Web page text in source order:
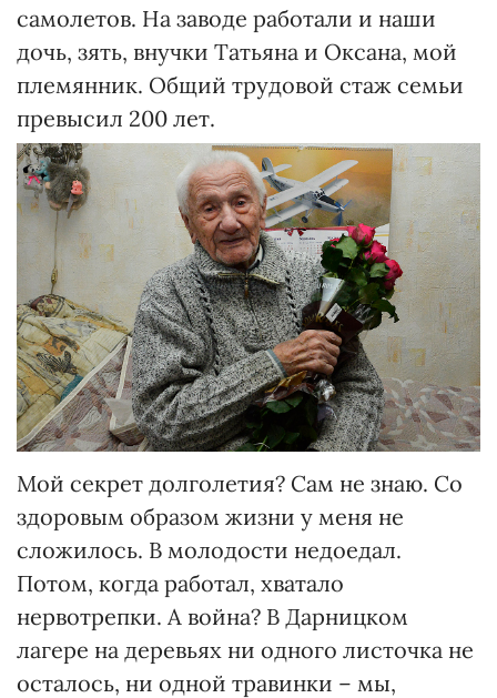
самолетов. На заводе работали и наши
дочь, зять, внучки Татьяна и Оксана, мой
племянник. Общий трудовой стаж семьи
превысил 200 лет.
Мой секрет долголетия? Сам не знаю. Со
здоровым образом жизни у меня не
сложилось. В молодости недоедал.
Потом, когда работал, хватало
нервотрепки. А война? В Дарницком
лагере на деревьях ни одного листочка не
осталось, ни одной травинки – мы,